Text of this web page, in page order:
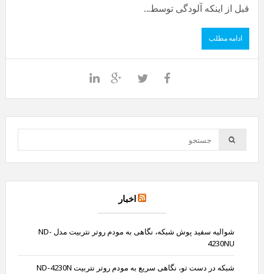
قبل از اینکه آلودگی توسط...
ادامه مطلب
اخبار
شوالیه سفید پوش شبکه، نگاهی به مودم روتر نتربیت مدل ND-
4230NU
شبکه در دست تو، نگاهی سریع به مودم روتر نتربیت ND-4230N